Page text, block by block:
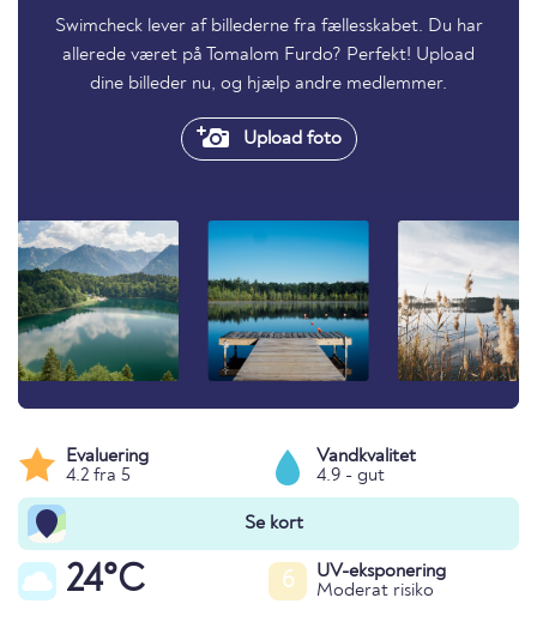
Swimcheck lever af billederne fra fællesskabet. Du har
allerede været på Tomalom Furdo? Perfekt! Upload
dine billeder nu, og hjælp andre medlemmer.
Upload foto
Evaluering
4.2 fra 5
Vandkvalitet
4.9 - gut
Se kort
24°C 6
UV-eksponering
Moderat risiko